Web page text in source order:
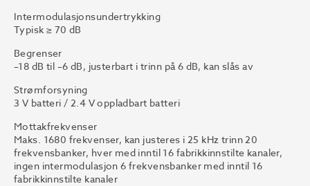
Intermodulasjonsundertrykking
Typisk ≥ 70 dB
Begrenser
–18 dB til –6 dB, justerbart i trinn på 6 dB, kan slås av
Strømforsyning
3 V batteri / 2.4 V oppladbart batteri
Mottakfrekvenser
Maks. 1680 frekvenser, kan justeres i 25 kHz trinn 20
frekvensbanker, hver med inntil 16 fabrikkinnstilte kanaler,
ingen intermodulasjon 6 frekvensbanker med inntil 16
fabrikkinnstilte kanaler